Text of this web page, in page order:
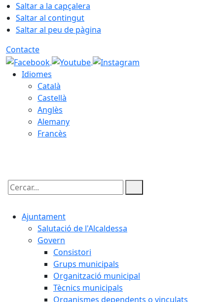
Saltar a la capçalera
Saltar al contingut
Saltar al peu de pàgina
Contacte
Idiomes
Català
Castellà
Anglès
Alemany
Francès
Cercar:
Ajuntament
Salutació de l'Alcaldessa
Govern
Consistori
Grups municipals
Organització municipal
Tècnics municipals
Organismes dependents o vinculats